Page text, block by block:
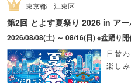
東京都 江東区
第2回 とよす夏祭り 2026 in ア
日替
楽しみ